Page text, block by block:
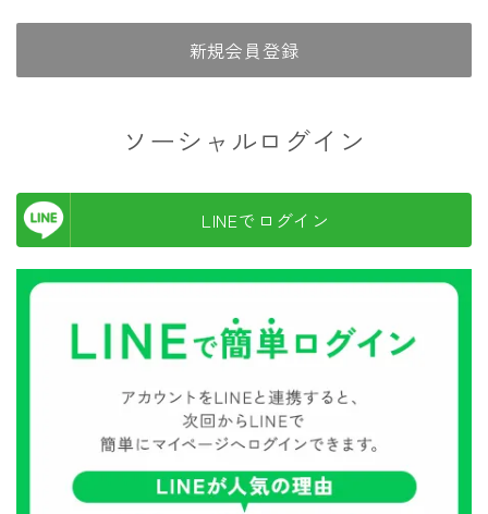
新規会員登録
ソーシャルログイン
LINEでログイン